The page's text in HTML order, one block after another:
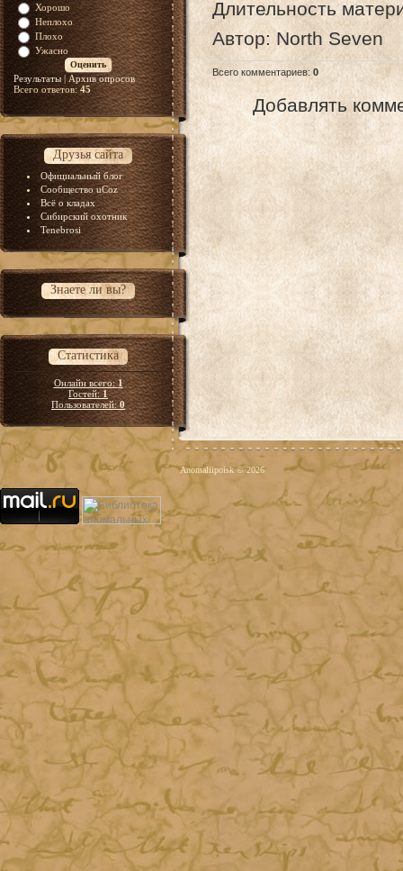
Хорошо
Неплохо
Плохо
Ужасно
Результаты| Архив опросов
Всего ответов:45
Друзья сайта
Официальный блог
Сообщество uCoz
Всё о кладах
Сибирский охотник
Tenebrosi
Знаете ли вы?
Статистика
Онлайн всего:1
Гостей:1
Пользователей:0
Длительность
Автор: North Seven
Всего комментариев: 0
Добавлять
Anomaliipoisk © 2026